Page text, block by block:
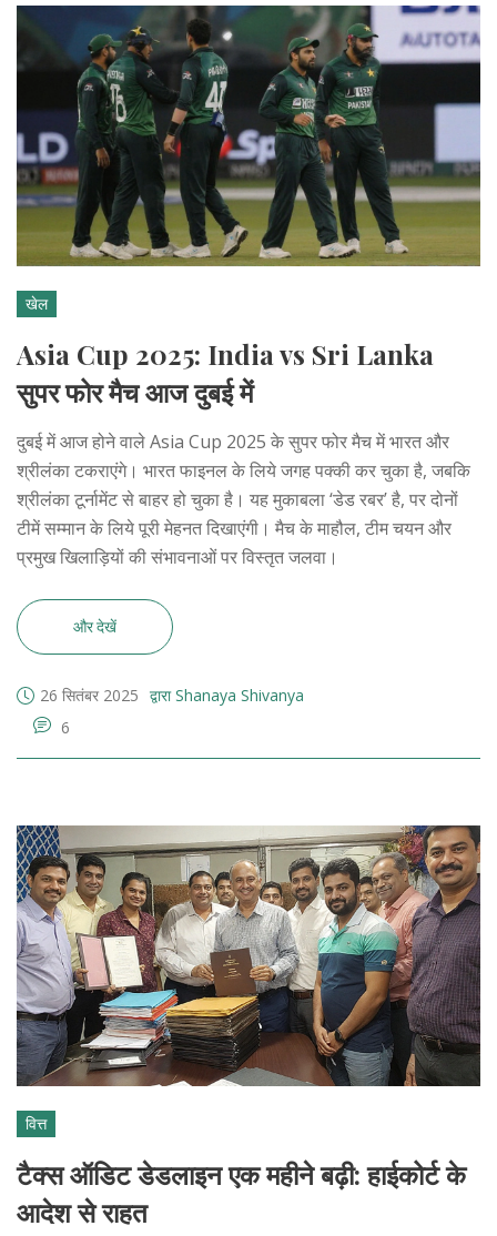
खेल
Asia Cup 2025: India vs Sri Lanka
सुपर फोर मैच आज दुबई में
दुबई में आज होने वाले Asia Cup 2025 के सुपर फोर मैच में भारत और
श्रीलंका टकराएंगे। भारत फाइनल के लिये जगह पक्की कर चुका है, जबकि
श्रीलंका टूर्नामेंट से बाहर हो चुका है। यह मुकाबला ‘डेड रबर’ है, पर दोनों
टीमें सम्मान के लिये पूरी मेहनत दिखाएंगी। मैच के माहौल, टीम चयन और
प्रमुख खिलाड़ियों की संभावनाओं पर विस्तृत जलवा।
और देखें
26 सितंबर 2025 द्वारा Shanaya Shivanya
6
वित्त
टैक्स ऑडिट डेडलाइन एक महीने बढ़ी: हाईकोर्ट के
आदेश से राहत